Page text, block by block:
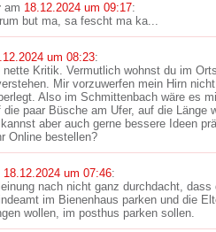
am 18.12.2024 um 09:17:
but ma, sa fescht ma ka...
um 08:23:
nette Kritik. Vermutlich wohnst du im
Mir vorzuwerfen mein Hirn
Also im Schmittenbach wäre es
paar Büsche am Ufer, auf die Länge
aber auch gerne bessere Ideen
Online bestellen?
18.12.2024 um 07:46:
nach nicht ganz durchdacht,
im Bienenhaus parken und die
wollen, im posthus parken sollen.